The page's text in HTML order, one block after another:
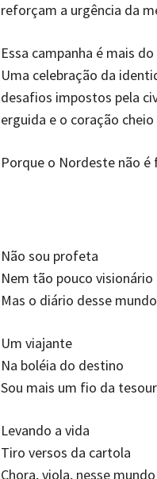
reforçam a urgência da
Essa campanha é mais
Uma celebração da
desafios impostos pela
erguida e o coração
Porque o Nordeste não é
Não sou profeta
Nem tão pouco visionário
Mas o diário desse
Um viajante
Na boléia do destino
Sou mais um fio da
Levando a vida
Tiro versos da cartola
Chora, viola, nesse